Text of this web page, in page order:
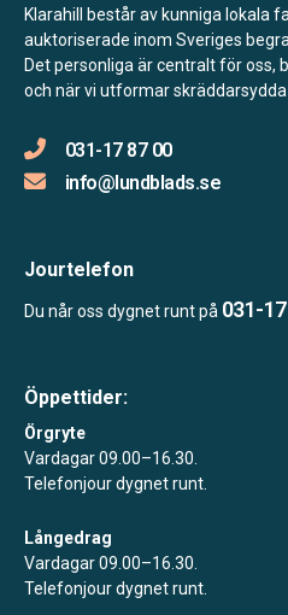
Klarahill består av kunniga lokala
auktoriserade inom Sveriges
Det personliga är centralt för oss,
och när vi utformar
031-17 87 00
info@lundblads.se
Jourtelefon
Du når oss dygnet runt på 031-
Öppettider:
Örgryte
Vardagar 09.00–16.30.
Telefonjour dygnet runt.
Långedrag
Vardagar 09.00–16.30.
Telefonjour dygnet runt.